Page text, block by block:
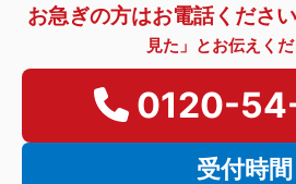
お急ぎの方はお電話ください
見た」とお伝えくだ
0120-
受付時間